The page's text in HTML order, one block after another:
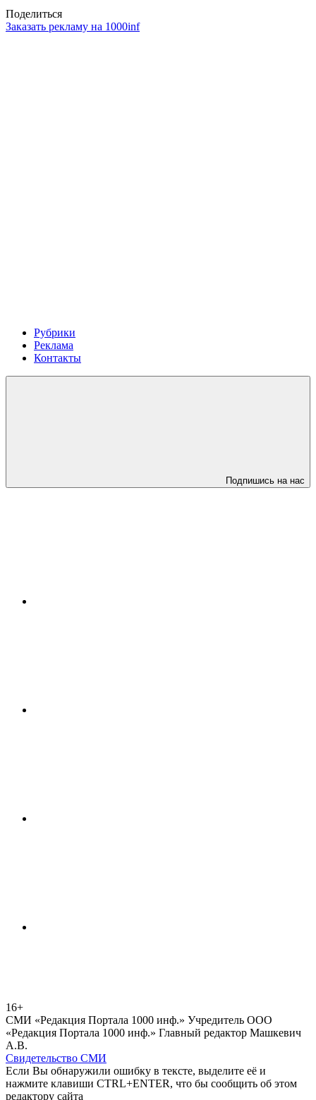
Поделиться
Заказать рекламу на 1000inf
Рубрики
Реклама
Контакты
Подпишись на нас
16+
СМИ «Редакция Портала 1000 инф.» Учредитель ООО
«Редакция Портала 1000 инф.» Главный редактор Машкевич
А.В.
Свидетельство СМИ
Если Вы обнаружили ошибку в тексте, выделите её и
нажмите клавиши CTRL+ENTER, что бы сообщить об этом
редактору сайта